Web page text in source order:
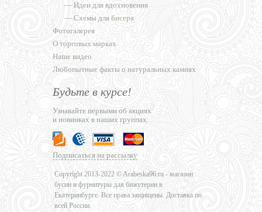
— Идеи для вдохновения
— Схемы для бисера
Фотогалерея
О торговых марках
Наше видео
Любопытные факты о натуральных камнях
Будьте в курсе!
Узнавайте первыми об акциях
и новинках в наших группах:
Подписаться на рассылку
Copyright 2013-2022 © Arabeska96.ru - магазин
бусин и фурнитуры для бижутерии в
Екатеринбурге. Все права защищены. Доставка по
всей России.